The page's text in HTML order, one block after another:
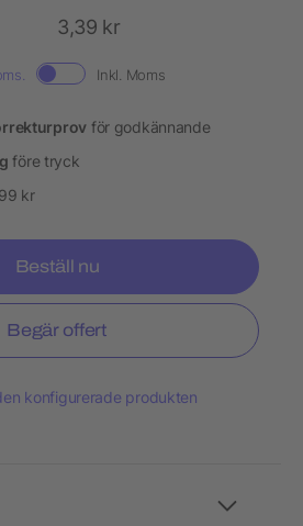
3,39 kr
Inkl. Moms
för godkännande
före tryck
kr
Beställ nu
Begär offert
konfigurerade produkten